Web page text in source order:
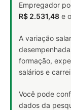
Empregador
R$ 2.531,48 e o
A variação
formação,
salários e
Você pode
dados da